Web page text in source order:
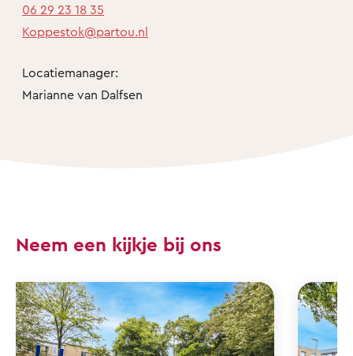
06 29 23 18 35
Koppestok@partou.nl
Locatiemanager:
Marianne van Dalfsen
Neem een kijkje bij ons